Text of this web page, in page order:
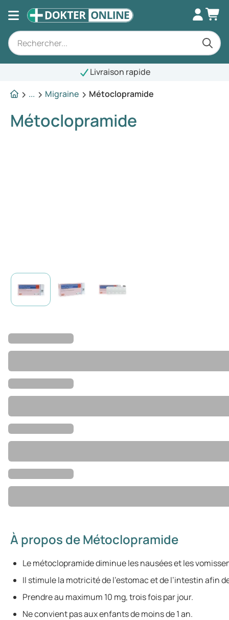
Livraison rapide
...
Migraine Métoclopramide
Métoclopramide
À propos de Métoclopramide
Le métoclopramide diminue les nausées et les
Il stimule la motricité de l’estomac et de l’intestin afin
Prendre au maximum 10 mg, trois fois par jour.
Ne convient pas aux enfants de moins de 1 an.